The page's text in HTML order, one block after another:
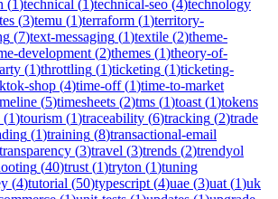
(1)technical (1)technical-seo (4)technology
(3)temu (1)terraform (1)territory-
(7)text-messaging (1)textile (2)theme-
development (2)themes (1)theory-of-
(1)throttling (1)ticketing (1)ticketing-
shop (4)time-off(1)time-to-market
(5)timesheets (2)tms (1)toast (1)tokens
(1)tourism (1)traceability (6)tracking (2)trade
(1)training (8)transactional-email
transparency (3)travel (3)trends (2)trendyol
(40)trust (1)tryton (1)tuning
(4)tutorial (50)typescript (4)uae (3)uat (1)uk